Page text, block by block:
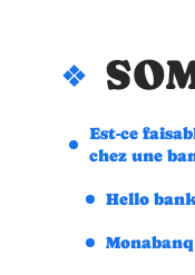
Est-ce
chez une
Hello
Monabanq